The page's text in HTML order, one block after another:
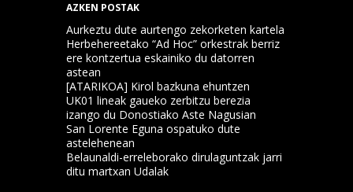
AZKEN POSTAK
Aurkeztu dute aurtengo zekorketen kartela
Herbehereetako “Ad Hoc” orkestrak berriz
ere kontzertua eskainiko du datorren
astean
[ATARIKOA] Kirol bazkuna ehuntzen
UK01 lineak gaueko zerbitzu berezia
izango du Donostiako Aste Nagusian
San Lorente Eguna ospatuko dute
astelehenean
Belaunaldi-erreleborako dirulaguntzak jarri
ditu martxan Udalak